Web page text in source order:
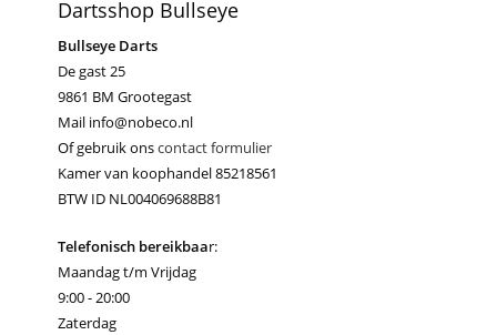
Dartsshop Bullseye
Bullseye Darts
De gast 25
9861 BM Grootegast
Mail info@nobeco.nl
Of gebruik onscontact formulier
Kamer van koophandel 85218561
BTW ID NL004069688B81
Telefonisch bereikbaar:
Maandag t/m Vrijdag
9:00 - 20:00
Zaterdag